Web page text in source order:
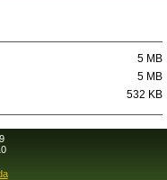
5 MB
5 MB
532 KB